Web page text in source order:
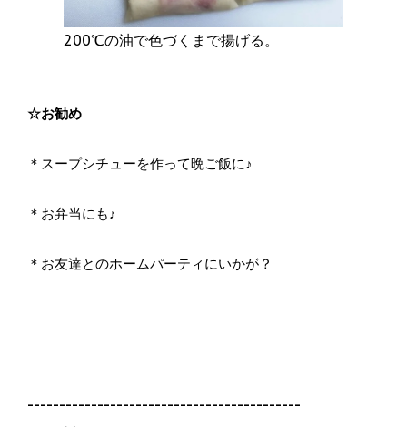
200℃の油で色づくまで揚げる。
☆お勧め
＊スープシチューを作って晩ご飯に♪
＊お弁当にも♪
＊お友達とのホームパーティにいかが？
-------------------------------------------